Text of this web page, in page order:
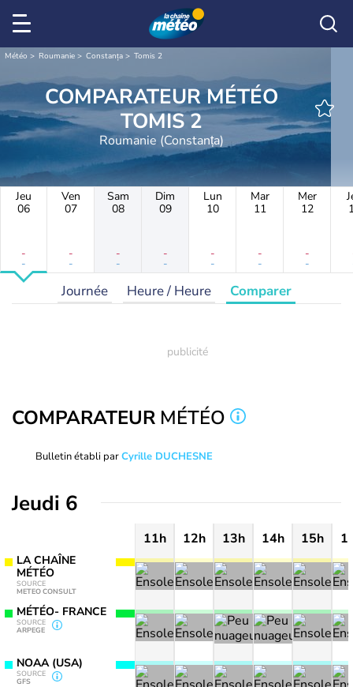
Météo Roumanie Constanța Tomis 2
COMPARATEUR MÉTÉO
TOMIS 2
Roumanie (Constanța)
Jeu
06
-
-
Ven
07
-
-
Sam
08
-
-
Dim
09
-
-
Lun
10
-
-
Mar
11
-
-
Mer
12
-
-
Journée Heure / Heure Comparer
COMPARATEUR MÉTÉO
Bulletin établi parCyrille DUCHESNE
Jeudi 6
LA CHAÎNE
MÉTÉO
SOURCE
METEO CONSULT
MÉTÉO- FRANCE
SOURCE
ARPEGE
NOAA (USA)
SOURCE
GFS
11h 12h 13h 14h 15h